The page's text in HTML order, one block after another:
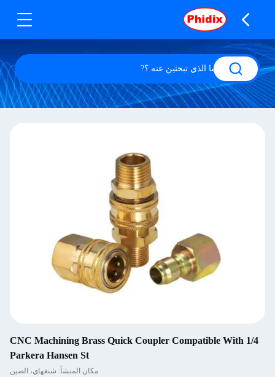
1/4 CNC Machining Brass Quick Coupler Compatible With
Parkera Hansen St
مكان المنشأ: شنغهاي، الصين